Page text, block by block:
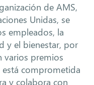
de AMS,
Unidas, se
empleados, la
y el bienestar, por
varios premios
está comprometida
y colabora con